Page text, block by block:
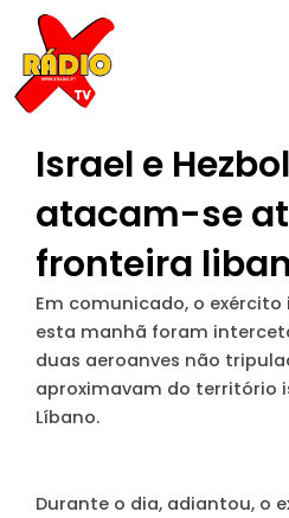
content
Israel e
atacam-se
fronteira
Em comunicado, o
esta manhã foram
duas aeroanves não
aproximavam do território
Líbano.
Durante o dia, adiantou, o